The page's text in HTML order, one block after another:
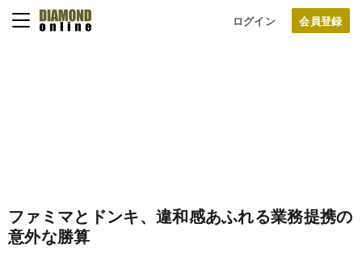
ログイン
ファミマとドンキ、違和感あふれる業務提携の
意外な勝算